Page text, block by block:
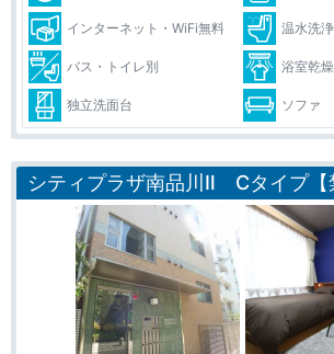
インターネット・WiFi無料 温水洗
バス・トイレ別 浴室乾
独立洗面台 ソファ
シティプラザ南品川Ⅱ Cタイプ【